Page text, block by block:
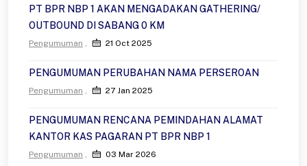
PT BPR NBP 1 AKAN MENGADAKAN GATHERING/
OUTBOUND DI SABANG 0 KM
Pengumuman 21 Oct 2025
PENGUMUMAN PERUBAHAN NAMA PERSEROAN
Pengumuman 27 Jan 2025
PENGUMUMAN RENCANA PEMINDAHAN ALAMAT
KANTOR KAS PAGARAN PT BPR NBP 1
Pengumuman 03 Mar 2026